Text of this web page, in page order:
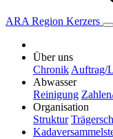
ARA Region Kerzers
Über uns
Chronik Auftrag/
Abwasser
Reinigung
Organisation
Struktur